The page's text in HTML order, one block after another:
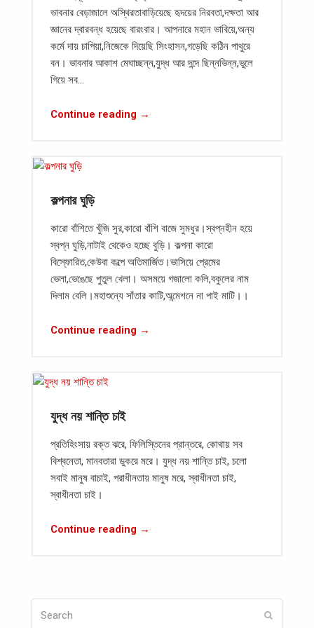
ভাবনার বেড়াজালে অস্থিরতাবাড়িয়েছে হৃদয়ের নিরবতা,দক্ষতা আর
জ্ঞানের দ্বারবন্ধ হয়েছে বারংবার। আপনারে মহান ভাবিয়ে,অন্য
কর্মে দায় চাপিয়া,নিজেকে দিয়েছি সিংহাসন,গড়েছি কঠিন পাথুরে
বন। ভাবনার আকাশ মেঘাচ্ছন্ন,যুদ্ধ আর দন্দে ছিন্নভিন্ন,ভুলে
গিয়ে সব…
Continue reading →
কল্পনার ঘুড়ি
কারো বাঁশিতে খুঁজি সুর,কারো বাঁশি বাজে সুমধুর।স্বপ্নহীন হয়ে
স্বপ্ন ঘুড়ি,নাটাই থেকেও হচ্ছে বুড়ি। কল্পনা কারো
বিস্ফোরিত,কেউবা কল্পে অতিমার্জিত।ভাসিয়ে প্রেমের
ভেলা,ভেঙেছে পুতুল খেলা। অসময়ে গজালো কলি,বকুলের নাম
দিলাম বেলি।মহাশুন্যে সাঁতার কাটি,অন্মেশনে না পাই মাটি।।
Continue reading →
যুদ্ধ নয় শান্তি চাই
প্রতিহিংসায় রক্ত ঝরে, ফিলিস্তিনের প্রান্তরে, কোথায় সব
বিশ্বনেতা, মানবতারা ডুকরে মরে। যুদ্ধ নয় শান্তি চাই, চলো
সবাই মানুষ বাচাই, পরাধীনতায় মানুষ মরে, স্বাধীনতা চাই,
স্বাধীনতা চাই।
Continue reading →